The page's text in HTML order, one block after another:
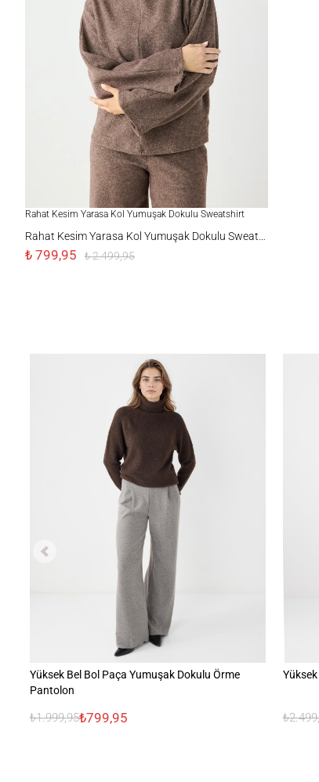
Rahat Kesim Yarasa Kol Yumuşak Dokulu Sweatshirt
₺ 799,95 ₺ 2.499,95
Yüksek Bel Bol Paça Yumuşak Dokulu Örme
Pantolon
₺1.999,95₺799,95